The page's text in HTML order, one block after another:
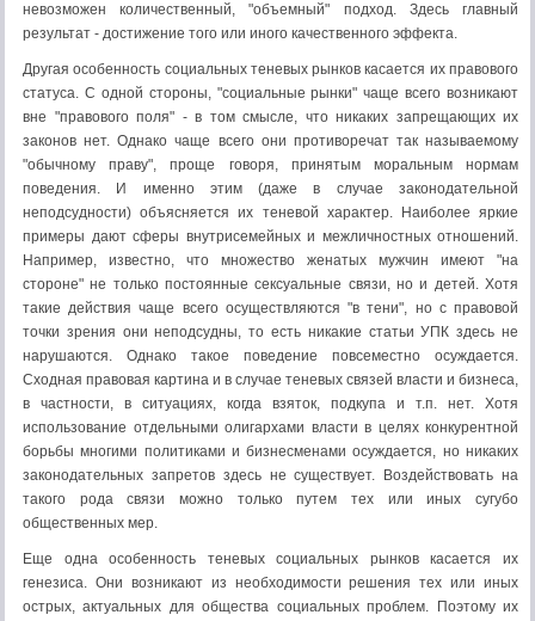
невозможен количественный, "объем­ный" подход. Здесь главный
результат - достижение того или иного качественного эффекта.
Другая особенность социальных теневых рынков касается их правового
статуса. С одной стороны, "социальные рынки" чаще всего возникают
вне "правового поля" - в том смысле, что никаких запрещающих их
законов нет. Однако чаще всего они про­тиворечат так называемому
"обычному праву", проще говоря, принятым моральным нормам
поведения. И именно этим (даже в случае законодательной
неподсудности) объясняется их теневой характер. Наиболее яркие
примеры дают сферы внутрисемейных и межличностных отношений.
Например, известно, что множество женатых мужчин имеют "на
стороне" не только постоянные сексуальные связи, но и детей. Хотя
такие действия чаще всего осуществляются "в тени", но с правовой
точки зрения они неподсудны, то есть никакие статьи УПК здесь не
нарушаются. Однако такое поведение повсеместно осуждается.
Сходная правовая картина и в случае теневых связей власти и бизнеса,
в частности, в ситуациях, когда взяток, подкупа и т.п. нет. Хотя
использование отдельными олигархами власти в целях конкурентной
борьбы многими политиками и бизнесменами осуждается, но никаких
законодательных за­претов здесь не существует. Воздействовать на
такого рода связи можно только путем тех или иных сугубо
общественных мер.
Еще одна особенность теневых социальных рынков касается их
генезиса. Они возникают из необходимости решения тех или иных
острых, актуальных для общества социальных проблем. Поэтому их